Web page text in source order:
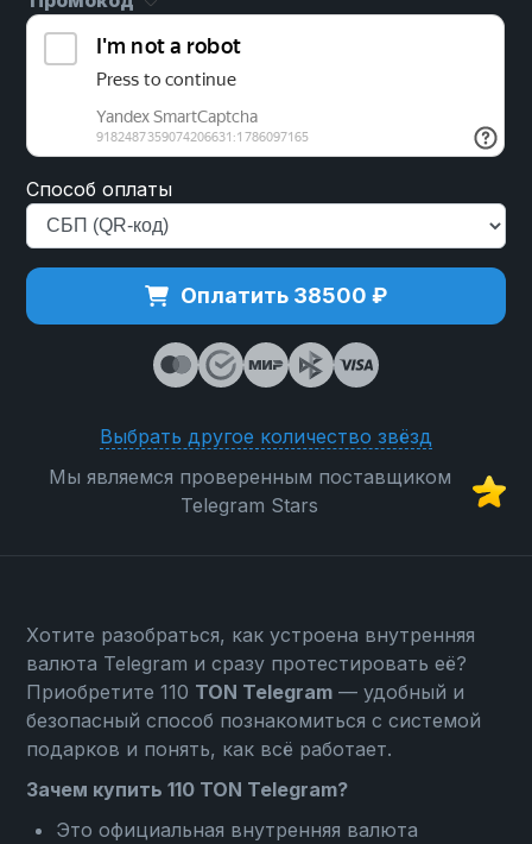
Способ оплаты
Оплатить 38500 ₽
Выбрать другое количество звёзд
Мы являемся проверенным поставщиком
Telegram Stars
Хотите разобраться, как устроена внутренняя
валюта Telegram и сразу протестировать её?
Приобретите 110 TON Telegram — удобный и
безопасный способ познакомиться с системой
подарков и понять, как всё работает.
Зачем купить 110 TON Telegram?
Это официальная внутренняя валюта